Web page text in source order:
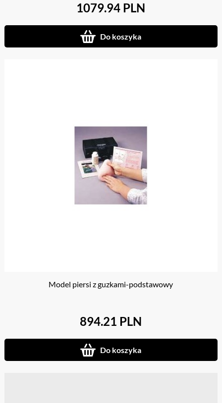
1079.94 PLN
Do koszyka
Model piersi z guzkami-podstawowy
894.21 PLN
Do koszyka